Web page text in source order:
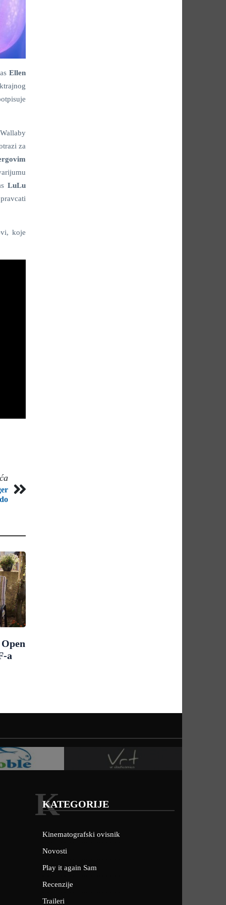
Ellen
za
LuLu
koje
a
KATEGORIJE
K
Kinematografski ovisnik
Novosti
Play it again Sam
Recenzije
Traileri